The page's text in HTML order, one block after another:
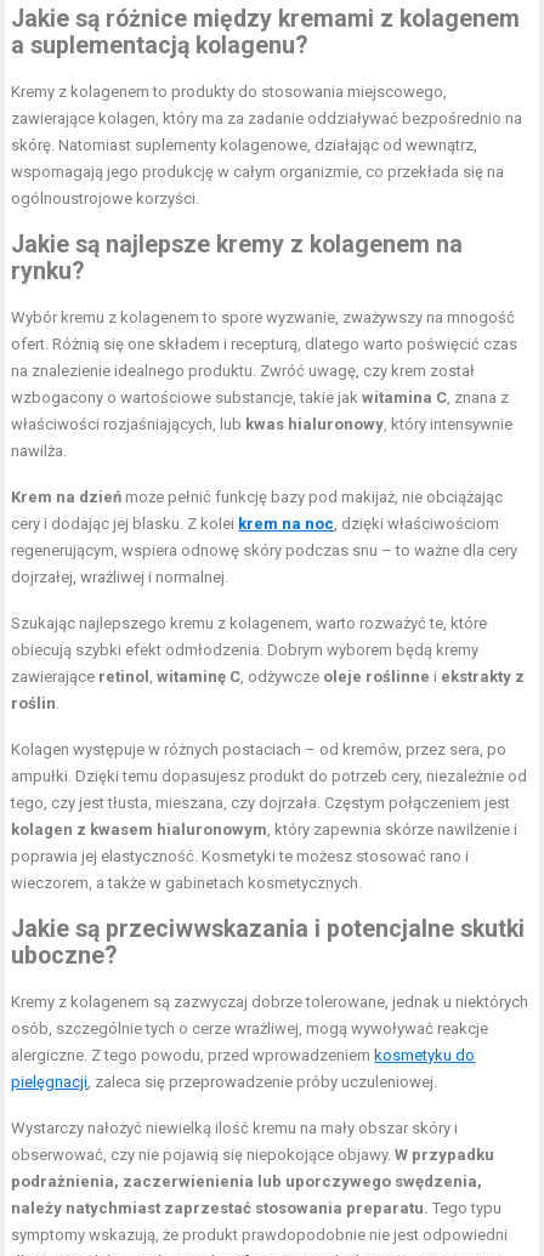
Jakie są różnice między kremami z kolagenem
a suplementacją kolagenu?
Kremy z kolagenem to produkty do stosowania miejscowego,
zawierające kolagen, który ma za zadanie oddziaływać bezpośrednio na
skórę. Natomiast suplementy kolagenowe, działając od wewnątrz,
wspomagają jego produkcję w całym organizmie, co przekłada się na
ogólnoustrojowe korzyści.
Jakie są najlepsze kremy z kolagenem na
rynku?
Wybór kremu z kolagenem to spore wyzwanie, zważywszy na mnogość
ofert. Różnią się one składem i recepturą, dlatego warto poświęcić czas
na znalezienie idealnego produktu. Zwróć uwagę, czy krem został
wzbogacony o wartościowe substancje, takie jakwitamina C , znana z
właściwości rozjaśniających, lub kwas hialuronowy , który intensywnie
nawilża.
Krem na dzień może pełnić funkcję bazy pod makijaż, nie obciążając
cery i dodając jej blasku. Z kolei krem na noc , dzięki właściwościom
regenerującym, wspiera odnowę skóry podczas snu – to ważne dla cery
dojrzałej, wrażliwej i normalnej.
Szukając najlepszego kremu z kolagenem, warto rozważyć te, które
obiecują szybki efekt odmłodzenia. Dobrym wyborem będą kremy
zawierające retinol ,witaminę C , odżywcze oleje roślinne i ekstrakty z
roślin
Kolagen występuje w różnych postaciach – od kremów, przez sera, po
ampułki. Dzięki temu dopasujesz produkt do potrzeb cery, niezależnie od
tego, czy jest tłusta, mieszana, czy dojrzała. Częstym połączeniem jest
kolagen z kwasem hialuronowym , który zapewnia skórze nawilżenie i
poprawia jej elastyczność. Kosmetyki te możesz stosować rano i
wieczorem, a także w gabinetach kosmetycznych.
Jakie są przeciwwskazania i potencjalne skutki
uboczne?
Kremy z kolagenem są zazwyczaj dobrze tolerowane, jednak u niektórych
osób, szczególnie tych o cerze wrażliwej, mogą wywoływać reakcje
alergiczne. Z tego powodu, przed wprowadzeniem kosmetyku do
pielęgnacji , zaleca się przeprowadzenie próby uczuleniowej.
Wystarczy nałożyć niewielką ilość kremu na mały obszar skóry i
obserwować, czy nie pojawią się niepokojące objawy.W przypadku
podrażnienia, zaczerwienienia lub uporczywego swędzenia,
należy natychmiast zaprzestać stosowania preparatu. Tego typu
symptomy wskazują, że produkt prawdopodobnie nie jest odpowiedni